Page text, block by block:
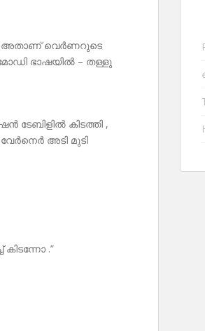
. അതാണ് വെർണറുടെ
ഭാഷയിൽ – തള്ളു
കിടത്തി ,
അടി മുടി
.”